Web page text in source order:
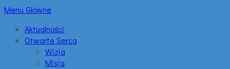
Menu Główne
Aktualności
Otwarte Serca
Wizja
Misja